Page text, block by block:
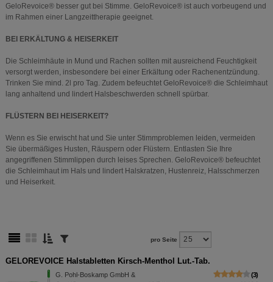
GeloRevoice® besser gut bei Stimme. GeloRevoice® ist auch vorbeugend und
im Rahmen einer Langzeittherapie geeignet.
BEI ERKÄLTUNG & HEISERKEIT
Die Schleimhäute in Mund und Rachen sollten mit ausreichend Feuchtigkeit
versorgt werden, insbesondere bei einer Erkältung oder Rachenentzündung.
Trinken Sie mind. 2l pro Tag. Zudem befeuchtet GeloRevoice® die Schleimhaut
lang anhaltend und lindert Halsbeschwerden schnell spürbar.
FLÜSTERN BEI HEISERKEIT?
Wenn es Sie erwischt hat und Sie unter Stimmproblemen leiden, vermeiden
Sie übermäßiges Husten, Räuspern oder Flüstern. Entlasten Sie Ihre
angegriffenen Stimmlippen durch leises Sprechen. GeloRevoice® befeuchtet
die Schleimhaut im Hals und lindert Halskratzen, Hustenreiz, Halsschmerzen
und Heiserkeit.
pro Seite
GELOREVOICE Halstabletten Kirsch-Menthol Lut.-Tab.
G. Pohl-Boskamp GmbH &
3